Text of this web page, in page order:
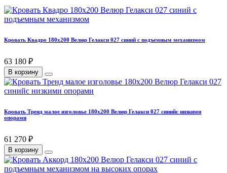
Кровать Квадро 180х200 Велюр Гелакси 027 синий с подъемным механизмом
63 180 ₽
В корзину
Кровать Тренд малое изголовье 180х200 Велюр Гелакси 027 синийс низкими
опорами
61 270 ₽
В корзину